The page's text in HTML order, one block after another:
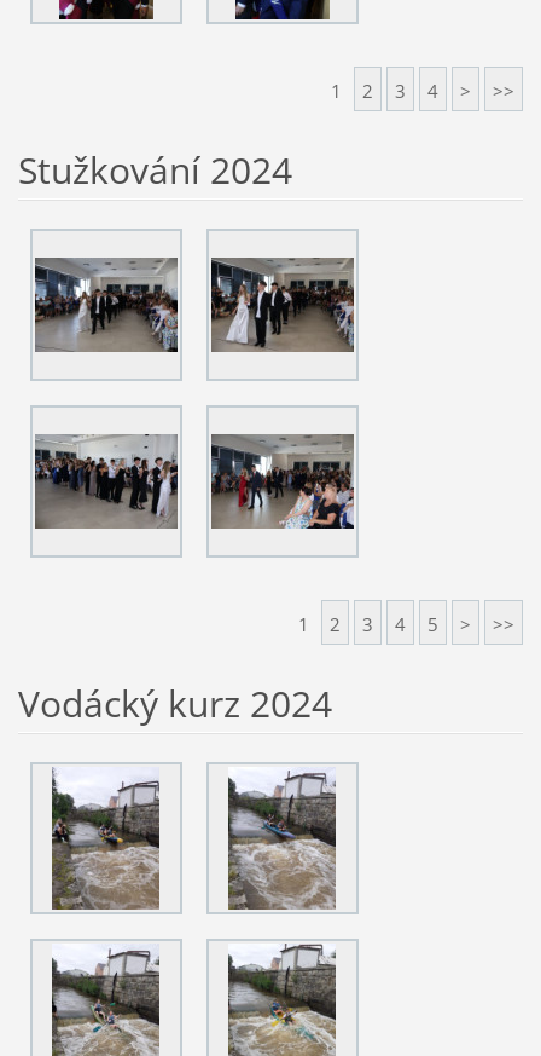
1 2 3 4 > >>
Stužkování 2024
1 2 3 4 5 > >>
Vodácký kurz 2024